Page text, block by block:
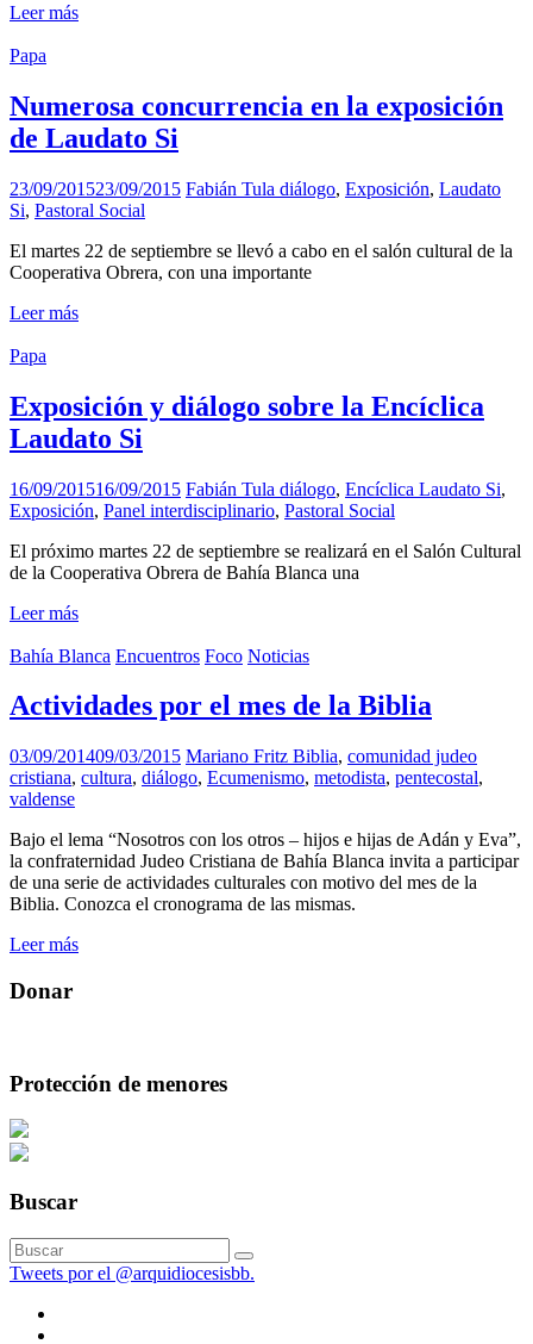
Leer más
Papa
Numerosa concurrencia en la exposición
de Laudato Si
23/09/201523/09/2015 Fabián Tula diálogo, Exposición, Laudato
Si, Pastoral Social
El martes 22 de septiembre se llevó a cabo en el salón cultural de la
Cooperativa Obrera, con una importante
Leer más
Papa
Exposición y diálogo sobre la Encíclica
Laudato Si
16/09/201516/09/2015 Fabián Tula diálogo, Encíclica Laudato Si,
Exposición, Panel interdisciplinario, Pastoral Social
El próximo martes 22 de septiembre se realizará en el Salón Cultural
de la Cooperativa Obrera de Bahía Blanca una
Leer más
Bahía Blanca Encuentros Foco Noticias
Actividades por el mes de la Biblia
03/09/201409/03/2015 Mariano Fritz Biblia, comunidad judeo
cristiana, cultura, diálogo, Ecumenismo, metodista, pentecostal,
valdense
Bajo el lema “Nosotros con los otros – hijos e hijas de Adán y Eva”,
la confraternidad Judeo Cristiana de Bahía Blanca invita a participar
de una serie de actividades culturales con motivo del mes de la
Biblia. Conozca el cronograma de las mismas.
Leer más
Donar
Protección de menores
Buscar
Tweets por el @arquidiocesisbb.